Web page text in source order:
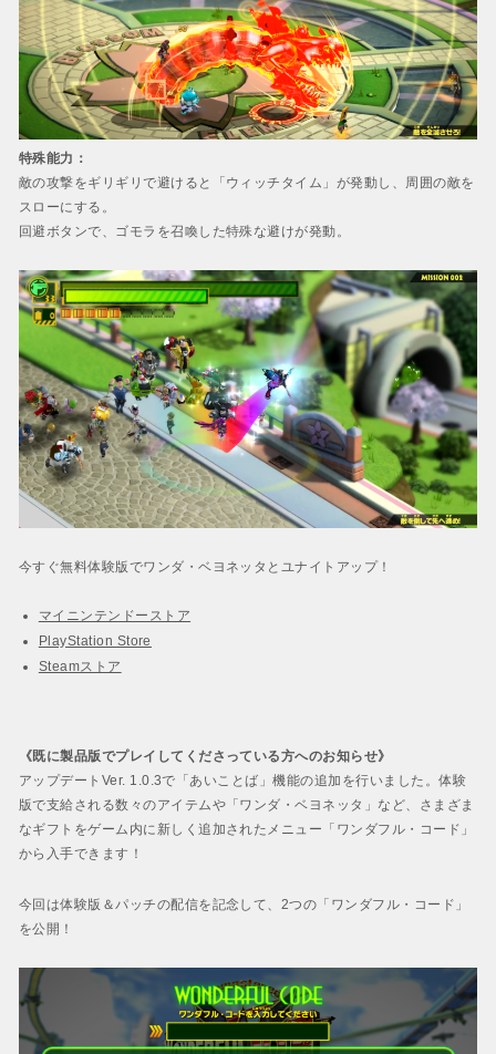
特殊能力：
敵の攻撃をギリギリで避けると「ウィッチタイム」が発動し、周囲の敵を
スローにする。
回避ボタンで、ゴモラを召喚した特殊な避けが発動。
今すぐ無料体験版でワンダ・ベヨネッタとユナイトアップ！
マイニンテンドーストア
PlayStation Store
Steamストア
《既に製品版でプレイしてくださっている方へのお知らせ》
アップデートVer. 1.0.3で「あいことば」機能の追加を行いました。体験
版で支給される数々のアイテムや「ワンダ・ベヨネッタ」など、さまざま
なギフトをゲーム内に新しく追加されたメニュー「ワンダフル・コード」
から入手できます！
今回は体験版＆パッチの配信を記念して、2つの「ワンダフル・コード」
を公開！